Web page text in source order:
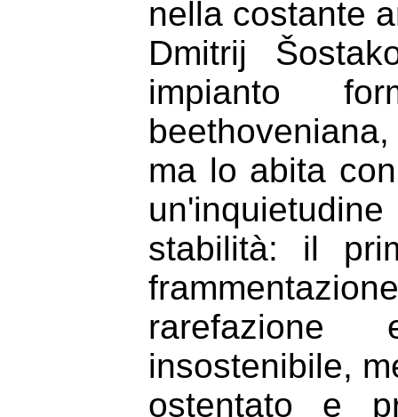
nella costante
Dmitrij
impianto
ma lo abita
stabilità: il
insostenibile,
ostentato e